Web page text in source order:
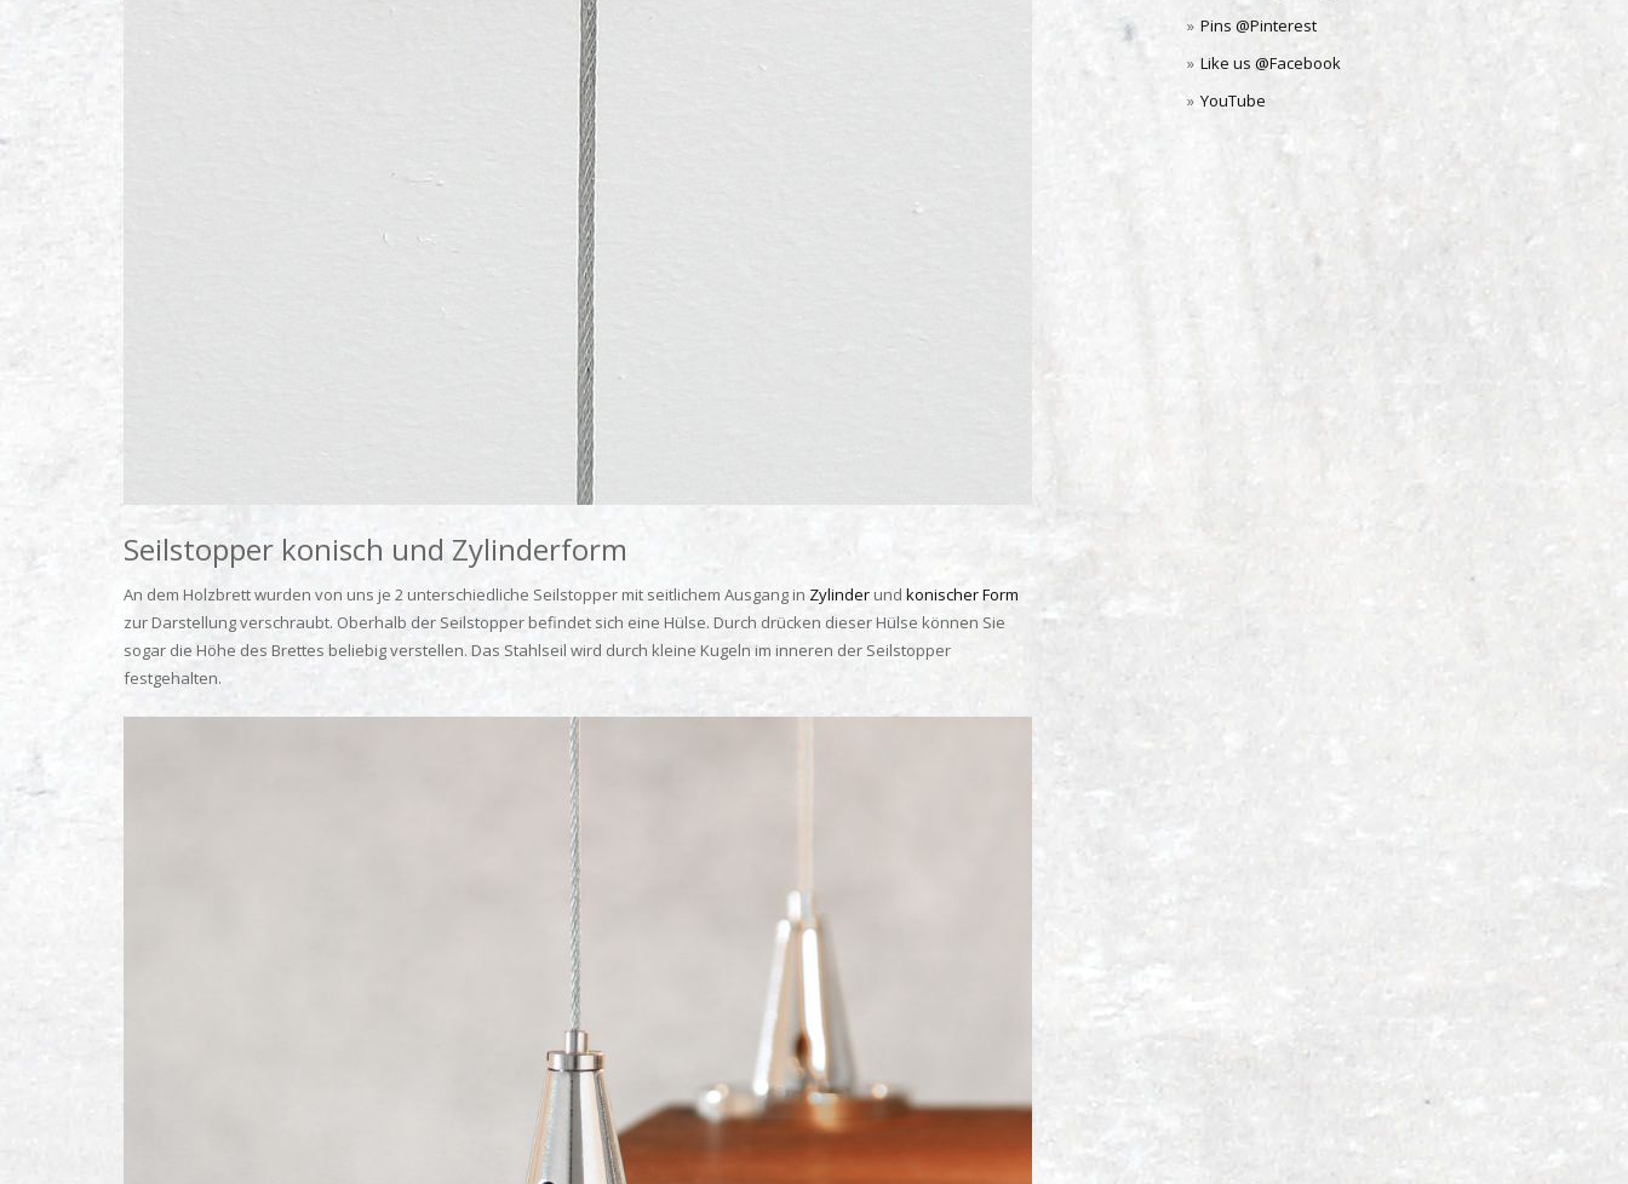
Seilstopper konisch und Zylinderform
An dem Holzbrett wurden von uns je 2 unterschiedliche Seilstopper mit seitlichem Ausgang in Zylinder und konischer Form
zur Darstellung verschraubt. Oberhalb der Seilstopper befindet sich eine Hülse. Durch drücken dieser Hülse können Sie
sogar die Höhe des Brettes beliebig verstellen. Das Stahlseil wird durch kleine Kugeln im inneren der Seilstopper
festgehalten.
Pins @Pinterest
Like us @Facebook
YouTube